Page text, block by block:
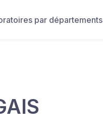
par départements